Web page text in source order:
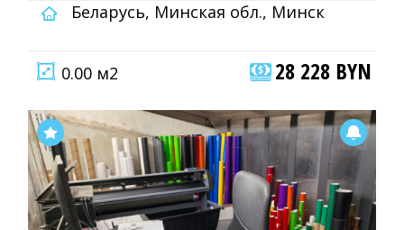
Беларусь, Минская обл., Минск
0.00 м2 28 228 BYN